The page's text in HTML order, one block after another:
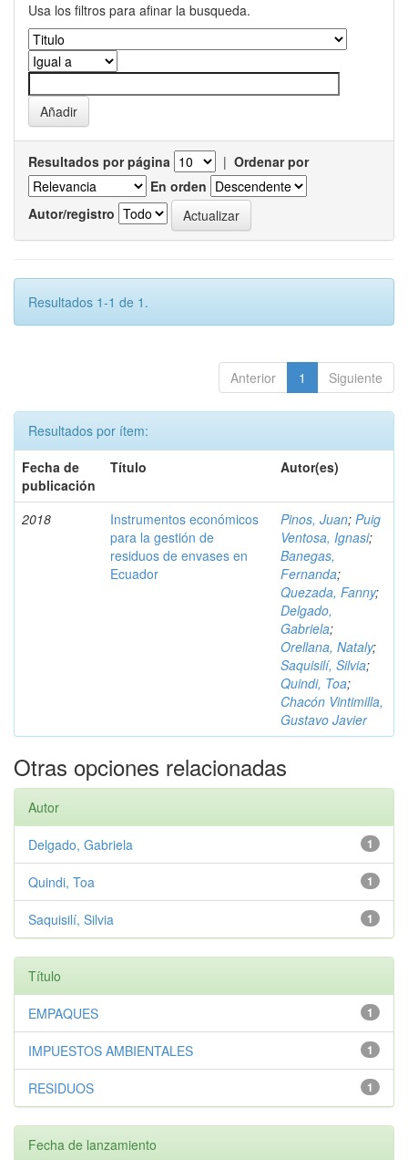
Usa los filtros para afinar la busqueda.
Resultados por página | Ordenar por
En orden
Autor/registro
Resultados 1-1 de 1.
Anterior 1 Siguiente
Resultados por ítem:
Fecha de
publicación
Título Autor(es)
2018
Instrumentos económicos
para la gestión de
residuos de envases en
Ecuador
Pinos, Juan; Puig
Ventosa, Ignasi;
Banegas,
Fernanda;
Quezada, Fanny;
Delgado,
Gabriela;
Orellana, Nataly;
Saquisilí, Silvia;
Quindi, Toa;
Chacón Vintimilla,
Gustavo Javier
Otras opciones relacionadas
Autor
1
Delgado, Gabriela
1
Quindi, Toa
1
Saquisilí, Silvia
Título
1
EMPAQUES
1
IMPUESTOS AMBIENTALES
1
RESIDUOS
Fecha de lanzamiento